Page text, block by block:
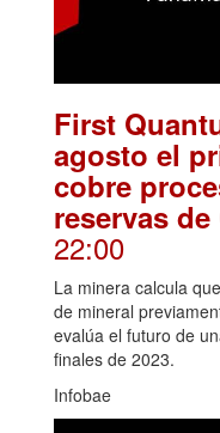
First
agosto el
cobre
reservas
22:00
La minera calcula
de mineral
evalúa el futuro de
finales de 2023.
Infobae